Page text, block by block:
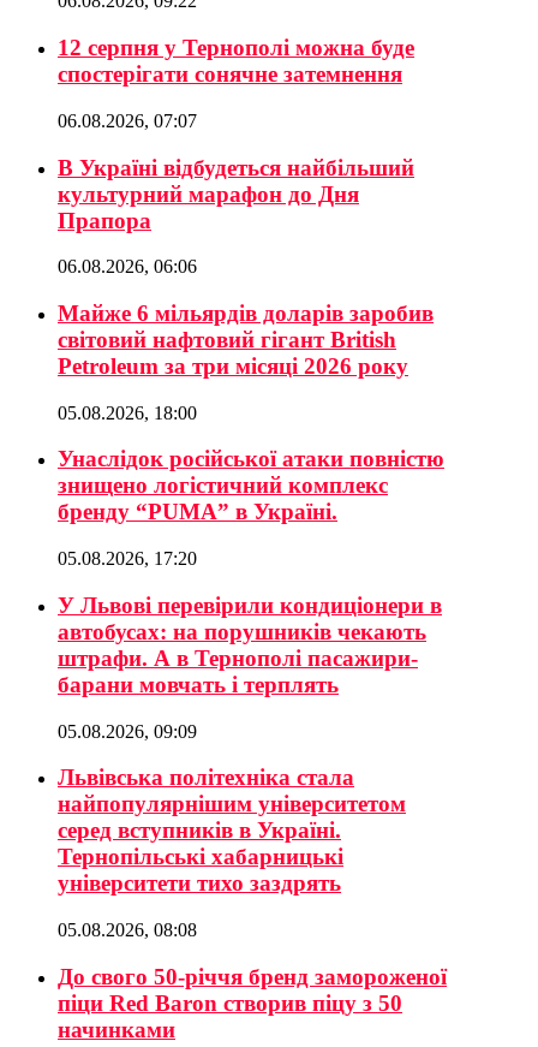
12 серпня у Тернополі можна буде
спостерігати сонячне затемнення
06.08.2026, 07:07
В Україні відбудеться найбільший
культурний марафон до Дня
Прапора
06.08.2026, 06:06
Майже 6 мільярдів доларів заробив
світовий нафтовий гігант British
Petroleum за три місяці 2026 року
05.08.2026, 18:00
Унаслідок російської атаки повністю
знищено логістичний комплекс
бренду “PUMA” в Україні.
05.08.2026, 17:20
У Львові перевірили кондиціонери в
автобусах: на порушників чекають
штрафи. А в Тернополі пасажири-
барани мовчать і терплять
05.08.2026, 09:09
Львівська політехніка стала
найпопулярнішим університетом
серед вступників в Україні.
Тернопільські хабарницькі
університети тихо заздрять
05.08.2026, 08:08
До свого 50-річчя бренд замороженої
піци Red Baron створив піцу з 50
начинками